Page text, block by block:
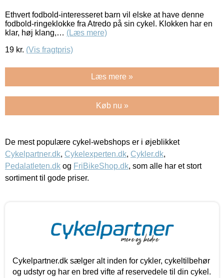
Ethvert fodbold-interesseret barn vil elske at have denne
fodbold-ringeklokke fra Atredo på sin cykel. Klokken har en
klar, høj klang,… (Læs mere)
19 kr. (Vis fragtpris)
Læs mere »
Køb nu »
De mest populære cykel-webshops er i øjeblikket
Cykelpartner.dk, Cykelexperten.dk, Cykler.dk,
Pedalatleten.dk og FriBikeShop.dk, som alle har et stort
sortiment til gode priser.
Cykelpartner.dk sælger alt inden for cykler, cykeltilbehør
og udstyr og har en bred vifte af reservedele til din cykel.